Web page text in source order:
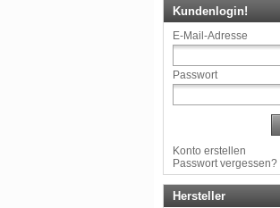
Kundenlogin!
E-Mail-Adresse
Passwort
Konto erstellen
Passwort vergessen?
Hersteller